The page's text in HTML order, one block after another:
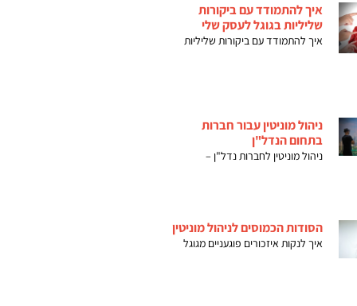
איך להתמודד עם ביקורות
שליליות בגוגל לעסק שלי
איך להתמודד עם ביקורות שליליות
ניהול מוניטין עבור חברות
בתחום הנדל"ן
ניהול מוניטין לחברות נדל"ן –
הסודות הכמוסים לניהול מוניטין
איך לנקות איזכורים פוגעניים מגוגל